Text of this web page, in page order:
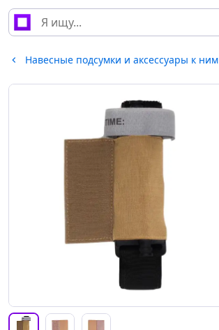
Навесные подсумки и аксессуары к ним